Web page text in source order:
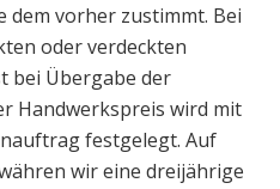
dem vorher zustimmt. Bei
oder verdeckten
bei Übergabe der
Handwerkspreis wird mit
festgelegt. Auf
wir eine dreijährige